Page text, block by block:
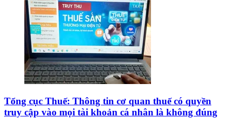
Tổng cục Thuế: Thông tin cơ quan thuế có quyền
truy cập vào mọi tài khoản cá nhân là không đúng